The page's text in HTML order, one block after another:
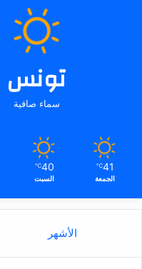
تونس
سماء صافية
41
℃
الجمعة
40
℃
السبت
الأشهر